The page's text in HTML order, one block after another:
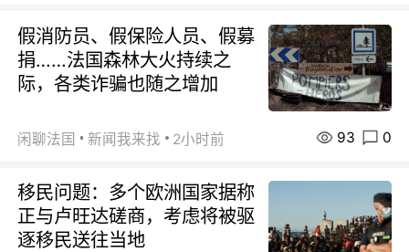
假消防员、假保险人员、假募
捐……法国森林大火持续之
际，各类诈骗也随之增加
闲聊法国 新闻我来找 2小时前 93 0
移民问题：多个欧洲国家据称
正与卢旺达磋商，考虑将被驱
逐移民送往当地